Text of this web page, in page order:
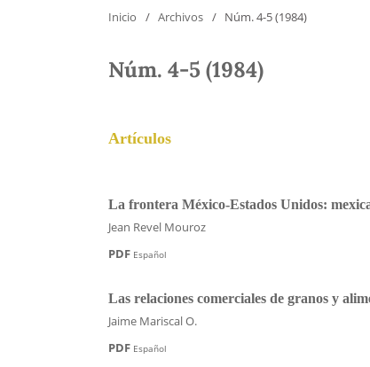
Inicio / Archivos / Núm. 4-5 (1984)
Núm. 4-5 (1984)
Artículos
La frontera México-Estados Unidos:
Jean Revel Mouroz
PDF Español
Las relaciones comerciales de granos y
Jaime Mariscal O.
PDF Español